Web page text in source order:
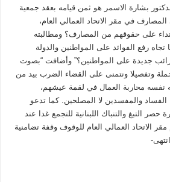
بشارة الاسمر هو ثمن قيامه بعقد جمعية
في مقر الاتحاد العمالي العام،
على حقوقهم من المصارف؟ ومطالبته
رفع الفوائد على المواطنين والدولة
جديدة على المواطنين؟” وأضافت “بصوت
وتفصيلا ونتمنى على القضاء الضرب بيد من
محاربة العمال في لقمة عيشهم،
والمفسدين لا المصلحين. كما تدعو
حصر التبغ والتنباك اللبنانية للتجمع غدا عند
الاتحاد العمالي العام للوقوف وقفة تضامنية